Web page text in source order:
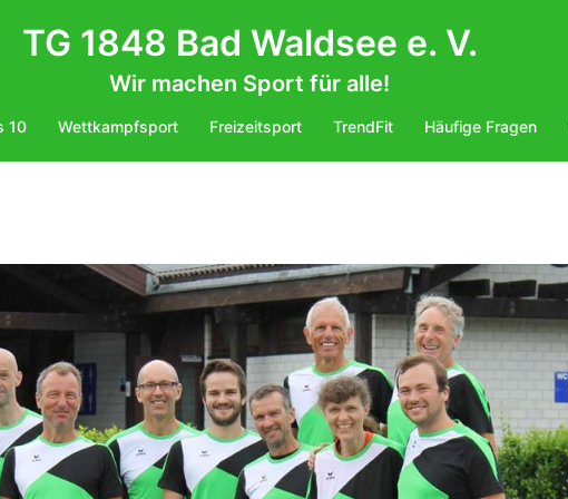
TG 1848 Bad Waldsee e. V.
Wir machen Sport für alle!
10 Wettkampfsport Freizeitsport TrendFit Häufige Fragen